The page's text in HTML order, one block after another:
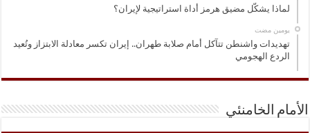
لماذا يشكّل مضيق هرمز أداة استراتيجية لإيران؟
‏يومين مضت
تهديدات واشنطن تتآكل أمام صلابة طهران.. إيران تكسر معادلة الابتزاز وتُعيد
الردع الهجومي
الأمام الخامنئي